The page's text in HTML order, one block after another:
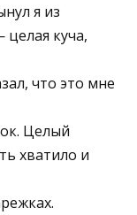
я из
куча,
что это мне
Целый
хватило и